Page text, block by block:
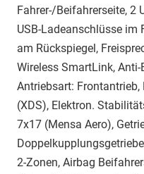
Fahrer-/Beifahrerseite, 2
USB-Ladeanschlüsse im
am Rückspiegel,
Wireless SmartLink,
Antriebsart:
(XDS), Elektron.
7x17 (Mensa Aero),
2-Zonen, Airbag